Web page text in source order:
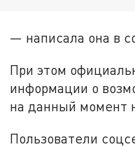
— написала она в
При этом
информации о
на данный момент
Пользователи